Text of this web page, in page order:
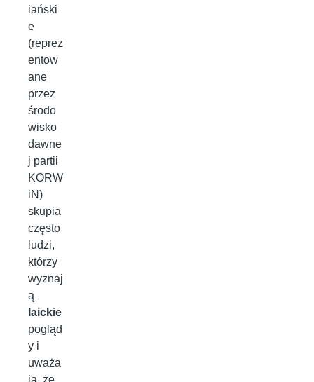
iański
e
(reprez
entow
ane
przez
środo
wisko
dawne
j partii
KORW
iN)
skupia
często
ludzi,
którzy
wyznaj
ą
laickie
pogląd
y i
uważa